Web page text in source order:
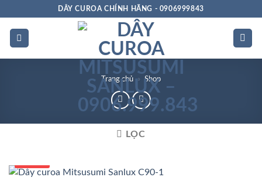
dung
DÂY CUROA CHÍNH HÃNG - 0906999843
Trang chủ » Shop
LỌC